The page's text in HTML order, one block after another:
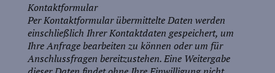
Kontaktformular
Per Kontaktformular übermittelte Daten werden
einschließlich Ihrer Kontaktdaten gespeichert, um
Ihre Anfrage bearbeiten zu können oder um für
Anschlussfragen bereitzustehen. Eine Weitergabe